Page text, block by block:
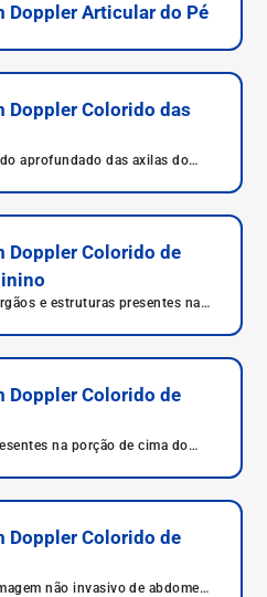
Doppler Articular do Pé
Doppler Colorido das
aprofundado das axilas do
Doppler Colorido de
e estruturas presentes na
Doppler Colorido de
na porção de cima do
Doppler Colorido de
não invasivo de abdome